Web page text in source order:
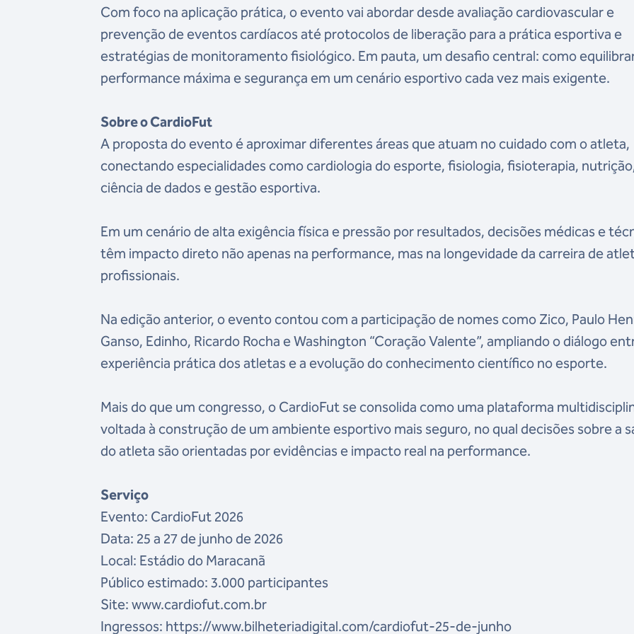
Com foco na aplicação prática, o evento vai abordar desde avaliação cardiovascular e
prevenção de eventos cardíacos até protocolos de liberação para a prática esportiva e
estratégias de monitoramento fisiológico. Em pauta, um desafio central: como
performance máxima e segurança em um cenário esportivo cada vez mais exigente.
Sobre o CardioFut
A proposta do evento é aproximar diferentes áreas que atuam no cuidado com o atleta,
conectando especialidades como cardiologia do esporte, fisiologia, fisioterapia,
ciência de dados e gestão esportiva.
Em um cenário de alta exigência física e pressão por resultados, decisões médicas e
têm impacto direto não apenas na performance, mas na longevidade da carreira de
profissionais.
Na edição anterior, o evento contou com a participação de nomes como Zico, Paulo
Ganso, Edinho, Ricardo Rocha e Washington “Coração Valente”, ampliando o diálogo
experiência prática dos atletas e a evolução do conhecimento científico no esporte.
Mais do que um congresso, o CardioFut se consolida como uma plataforma
voltada à construção de um ambiente esportivo mais seguro, no qual decisões sobre a
do atleta são orientadas por evidências e impacto real na performance.
Serviço
Evento: CardioFut 2026
Data: 25 a 27 de junho de 2026
Local: Estádio do Maracanã
Público estimado: 3.000 participantes
Site: www.cardiofut.com.br
Ingressos: https://www.bilheteriadigital.com/cardiofut-25-de-junho